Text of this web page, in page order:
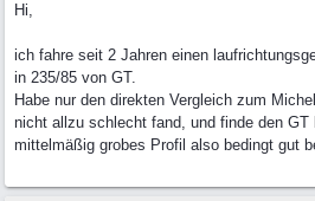
Hi,
ich fahre seit 2 Jahren einen
in 235/85 von GT.
Habe nur den direkten Vergleich zum
nicht allzu schlecht fand, und finde den GT
mittelmäßig grobes Profil also bedingt gut